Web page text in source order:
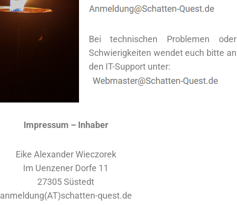
Bei technischen Problemen oder
Schwierigkeiten wendet euch bitte an
den IT-Support unter:
Impressum – Inhaber
Eike Alexander Wieczorek
Im Uenzener Dorfe 11
27305 Süstedt
anmeldung(AT)schatten-quest.de